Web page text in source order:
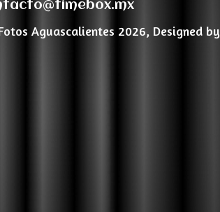
Aguascalientes 2026, Designed by